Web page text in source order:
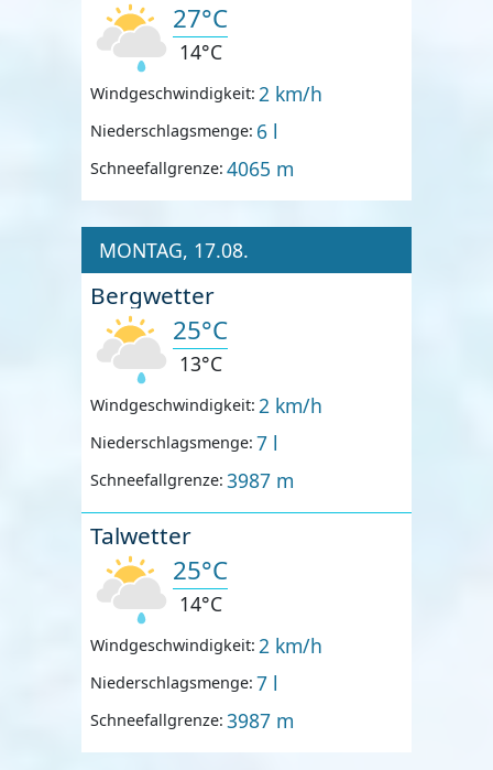
27°C
14°C
Windgeschwindigkeit: 2 km/h
Niederschlagsmenge: 6 l
Schneefallgrenze: 4065 m
MONTAG, 17.08.
Bergwetter
25°C
13°C
Windgeschwindigkeit: 2 km/h
Niederschlagsmenge: 7 l
Schneefallgrenze: 3987 m
Talwetter
25°C
14°C
Windgeschwindigkeit: 2 km/h
Niederschlagsmenge: 7 l
Schneefallgrenze: 3987 m